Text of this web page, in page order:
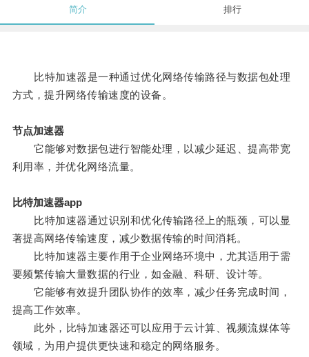
简介 排行
比特加速器是一种通过优化网络传输路径与数据包处理
方式，提升网络传输速度的设备。
节点加速器
它能够对数据包进行智能处理，以减少延迟、提高带宽
利用率，并优化网络流量。
比特加速器app
比特加速器通过识别和优化传输路径上的瓶颈，可以显
著提高网络传输速度，减少数据传输的时间消耗。
比特加速器主要作用于企业网络环境中，尤其适用于需
要频繁传输大量数据的行业，如金融、科研、设计等。
它能够有效提升团队协作的效率，减少任务完成时间，
提高工作效率。
此外，比特加速器还可以应用于云计算、视频流媒体等
领域，为用户提供更快速和稳定的网络服务。